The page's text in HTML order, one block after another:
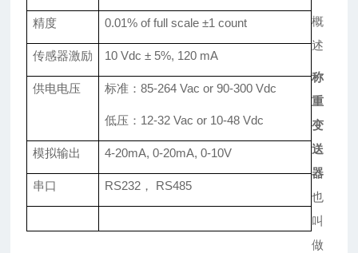
精度 0.01% of full scale ±1 count
传感器激励 10 Vdc ± 5%, 120 mA
供电电压 标准 ：85-264 Vac or 90-300 Vdc
低压 ： 12-32 Vac or 10-48 Vdc
模拟输出 4-20mA, 0-20mA, 0-10V
串口 RS232， RS485
概
述
称
重
变
送
器
也
叫
做